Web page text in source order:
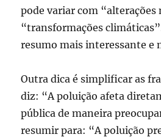
pode variar com “alterações
“transformações
resumo mais interessante e
Outra dica é simplificar as
diz: “A poluição afeta
pública de maneira
resumir para: “A poluição